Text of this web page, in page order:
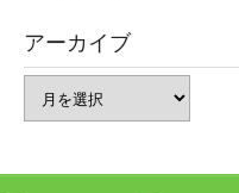
アーカイブ